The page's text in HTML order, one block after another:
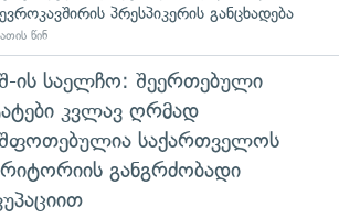
პრესპიკერის განცხადება
წინ
ის საელჩო: შეერთებული
კვლავ ღრმად
საქართველოს
განგრძობადი